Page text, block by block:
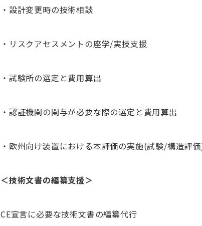
・設計変更時の技術相談
・リスクアセスメントの座学/実技支援
・試験所の選定と費用算出
・認証機関の関与が必要な際の選定と費用算出
・欧州向け装置における本評価の実施(試験/構造評
＜技術文書の編纂支援＞
CE宣言に必要な技術文書の編纂代行